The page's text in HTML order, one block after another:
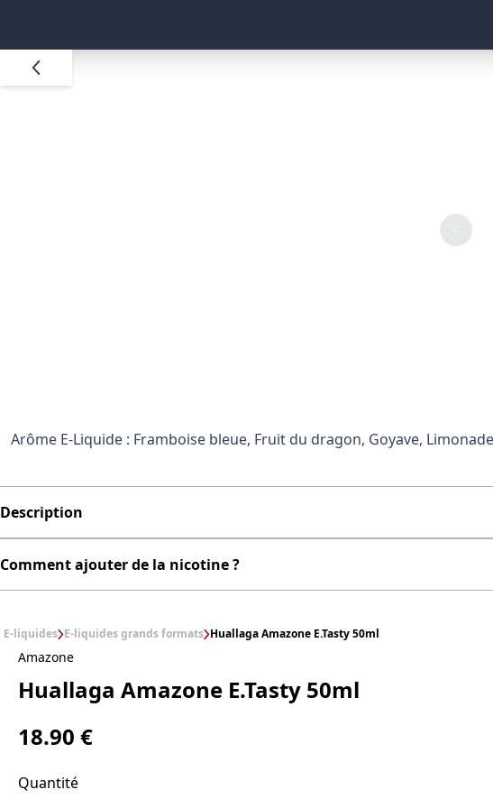
Arôme E-Liquide : Framboise bleue, Fruit du dragon, Goyave,
Description
Comment ajouter de la nicotine ?
E-liquides E-liquides grands formats Huallaga Amazone E.Tasty 50ml
Amazone
Huallaga Amazone E.Tasty 50ml
18.90 €
Quantité